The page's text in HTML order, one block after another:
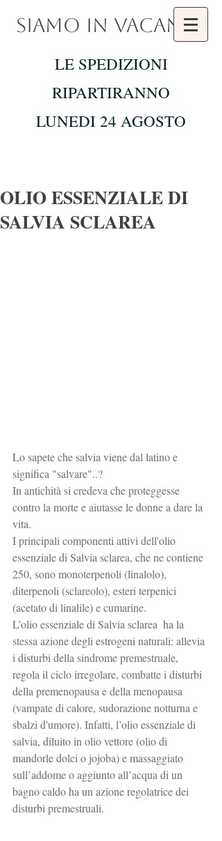
SIAMO IN VACANZA
LE SPEDIZIONI
RIPARTIRANNO
LUNEDI 24 AGOSTO
OLIO ESSENZIALE DI
SALVIA SCLAREA
Lo sapete che salvia viene dal latino e
significa "salvare"..?
In antichità si credeva che proteggesse
contro la morte e aiutasse le donne a dare la
vita.
I principali componenti attivi dell'olio
essenziale di Salvia sclarea, che ne contiene
250, sono monoterpenoli (linalolo),
diterpenoli (sclareolo), esteri terpenici
(acetato di linalile) e cumarine.
L’olio essenziale di Salvia sclarea  ha la
stessa azione degli estrogeni naturali: allevia
i disturbi della sindrome premestruale,
regola il ciclo irregolare, combatte i disturbi
della premenopausa e della menopausa
(vampate di calore, sudorazione notturna e
sbalzi d'umore). Infatti, l’olio essenziale di
salvia, diluito in olio vettore (olio di
mandorle dolci o jojoba) e massaggiato
sull’addome o aggiunto all’acqua di un
bagno caldo ha un azione regolatrice dei
disturbi premestruali.